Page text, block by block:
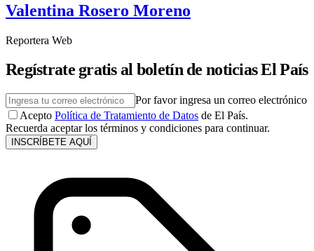
Valentina Rosero Moreno
Reportera Web
Regístrate gratis al boletín de noticias El País
Por favor ingresa un correo electrónico
Acepto Política de Tratamiento de Datos de El País.
Recuerda aceptar los términos y condiciones para continuar.
INSCRÍBETE AQUÍ